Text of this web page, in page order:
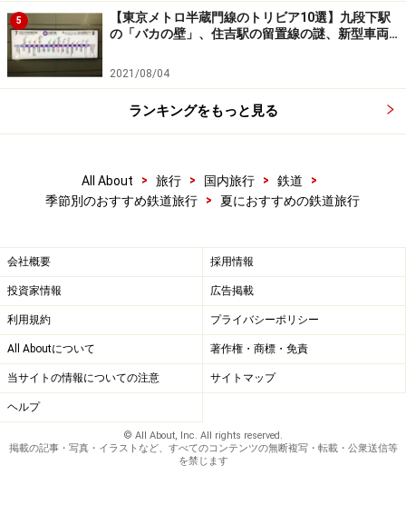
5
【東京メトロ半蔵門線のトリビア10選】九段下駅
の「バカの壁」、住吉駅の留置線の謎、新型車両…
2021/08/04
ランキングをもっと見る
All About > 旅行 > 国内旅行 > 鉄道
>
季節別のおすすめ鉄道旅行
> 夏におすすめの鉄道旅行
会社概要 採用情報
投資家情報 広告掲載
利用規約 プライバシーポリシー
All Aboutについて 著作権・商標・免責
当サイトの情報についての注意 サイトマップ
ヘルプ
© All About, Inc. All rights reserved.
掲載の記事・写真・イラストなど、すべてのコンテンツの無断複写・転載・公衆送信等
を禁じます